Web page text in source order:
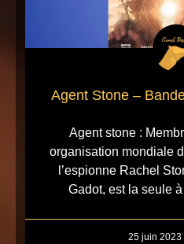
Agent Stone –
Agent stone :
organisation mondiale
l’espionne Rachel
Gadot, est la seule
25 juin 2023